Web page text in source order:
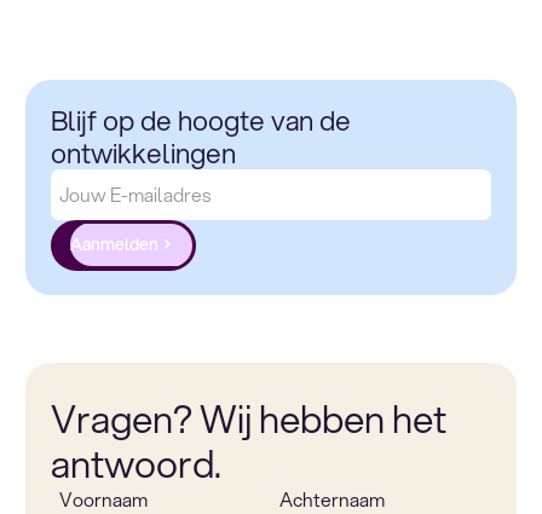
Blijf op de hoogte van de
ontwikkelingen
Aanmelden
Vragen? Wij hebben het
antwoord.
Voornaam Achternaam